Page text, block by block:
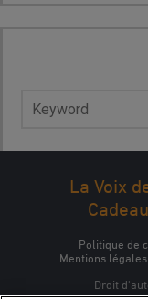
La Voix
Politique de
Mentions légales
Droit